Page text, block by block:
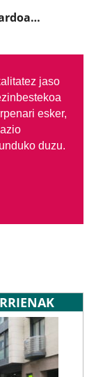
jaso
esker,
duzu.